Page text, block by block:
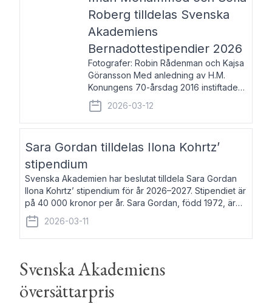
Roberg tilldelas Svenska
Akademiens
Bernadottestipendier 2026
Fotografer: Robin Rådenman och Kajsa
Göransson Med anledning av H.M.
Konungens 70-årsdag 2016 instiftade
fem av de kungliga akademierna det så
kallade Bernadotteprogrammet med
syfte att genom stipendier erbjuda stöd
2026-03-12
Sara Gordan tilldelas Ilona Kohrtz’
stipendium
Svenska Akademien har beslutat tilldela Sara Gordan
Ilona Kohrtz’ stipendium för år 2026–2027. Stipendiet är
på 40 000 kronor per år. Sara Gordan, född 1972, är
författare och översättare. Hon debuterade 2006 med
det prosalyriska verket En
2026-03-11
Svenska Akademiens
översättarpris